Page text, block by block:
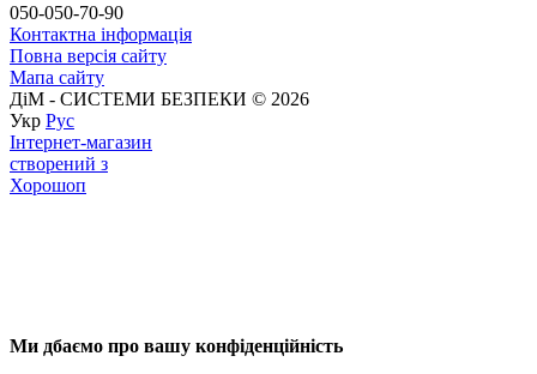
050-050-70-90
Контактна інформація
Повна версія сайту
Мапа сайту
ДіМ - СИСТЕМИ БЕЗПЕКИ © 2026
Укр Рус
Інтернет-магазин
створений з
Хорошоп
Ми дбаємо про вашу конфіденційність